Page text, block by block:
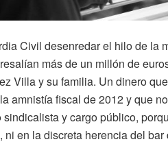
Civil desenredar el hilo de la
más de un millón de
Villa y su familia. Un dinero
amnistía fiscal de 2012 y que
y cargo público,
en la discreta herencia del bar